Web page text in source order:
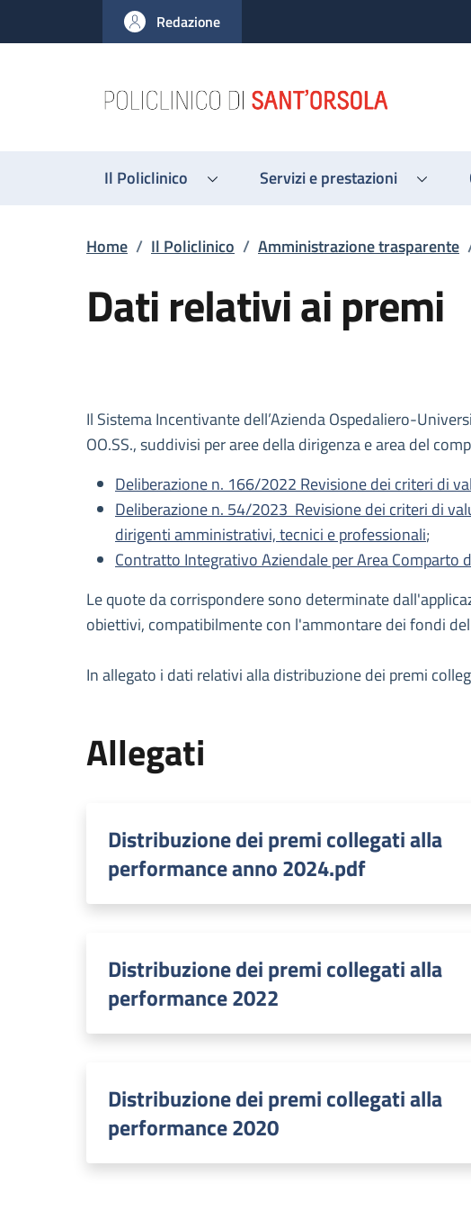
al contenuto principale
to footer content
Redazione
Il Policlinico Servizi e prestazioni
Briciole di pane
Home / Il Policlinico / Amministrazione trasparente
Dati relativi ai premi
Il Sistema Incentivante dell’Azienda Ospedaliero-
OO.SS., suddivisi per aree della dirigenza e area del
Deliberazione n. 166/2022 Revisione dei criteri di
Deliberazione n. 54/2023 Revisione dei criteri di
dirigenti amministrativi, tecnici e professionali;
Contratto Integrativo Aziendale per Area Comparto
Le quote da corrispondere sono determinate
obiettivi, compatibilmente con l'ammontare dei fondi
In allegato i dati relativi alla distribuzione dei premi
Allegati
Distribuzione dei premi collegati alla
performance anno 2024.pdf
Distribuzione dei premi collegati alla
performance 2022
Distribuzione dei premi collegati alla
performance 2020